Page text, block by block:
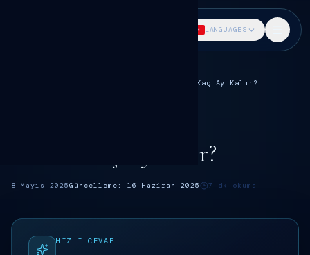
LANGUAGES
Botoks Kaç Ay Kalır?
Botoks Kaç Ay Kalır?
8 Mayıs 2025Güncelleme: 16 Haziran 2025 7 dk okuma
HIZLI CEVAP